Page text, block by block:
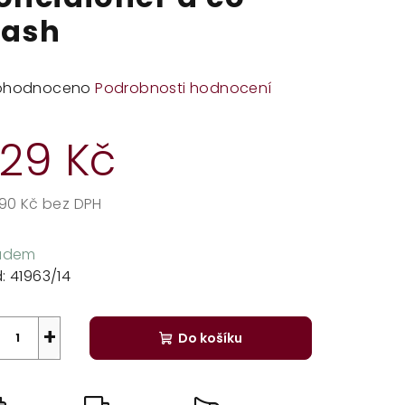
Podrobnosti hodnocení
Kč
Kč bez DPH
41963/14
+ Do košíku